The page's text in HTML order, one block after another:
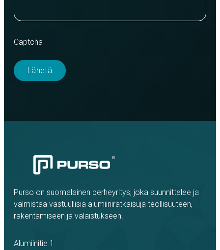
Captcha
Purso on suomalainen perheyritys, joka suunnittelee ja
valmistaa vastuullisia alumiiniratkaisuja teollisuuteen,
rakentamiseen ja valaistukseen.
Alumiinitie 1